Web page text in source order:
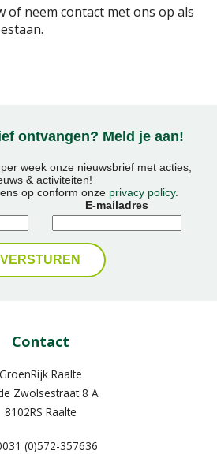
of neem contact met ons op als
ontvangen? Meld je aan!
week onze nieuwsbrief met acties,
& activiteiten!
op conform onze privacy policy.
E-mailadres
Contact
GroenRijk Raalte
Zwolsestraat 8 A
8102RS Raalte
(0)572-357636